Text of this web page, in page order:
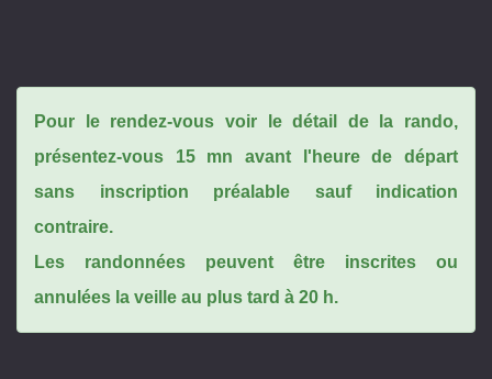
Pour le rendez-vous voir le détail de la rando,
présentez-vous 15 mn avant l'heure de départ
sans inscription préalable sauf indication
contraire.
Les randonnées peuvent être inscrites ou
annulées la veille au plus tard à 20 h.